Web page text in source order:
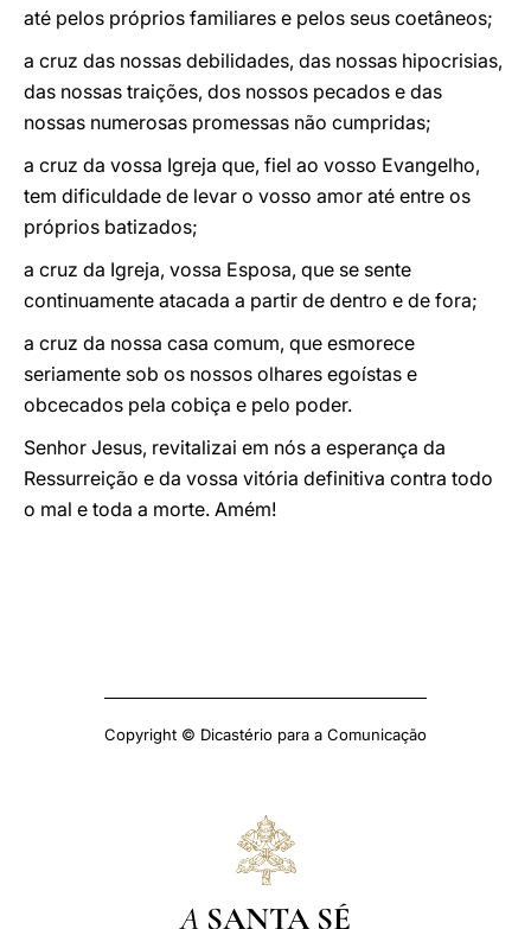
até pelos próprios familiares e pelos seus coetâneos;
a cruz das nossas debilidades, das nossas hipocrisias,
das nossas traições, dos nossos pecados e das
nossas numerosas promessas não cumpridas;
a cruz da vossa Igreja que, fiel ao vosso Evangelho,
tem dificuldade de levar o vosso amor até entre os
próprios batizados;
a cruz da Igreja, vossa Esposa, que se sente
continuamente atacada a partir de dentro e de fora;
a cruz da nossa casa comum, que esmorece
seriamente sob os nossos olhares egoístas e
obcecados pela cobiça e pelo poder.
Senhor Jesus, revitalizai em nós a esperança da
Ressurreição e da vossa vitória definitiva contra todo
o mal e toda a morte. Amém!
Copyright © Dicastério para a Comunicação
A SANTA SÉ